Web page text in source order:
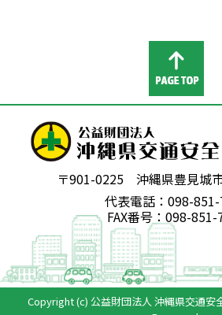
〒901-0225 沖縄県豊見城
代表電話：098-
FAX番号：098-851-
Copyright (c) 公益財団法人 沖縄県交通安